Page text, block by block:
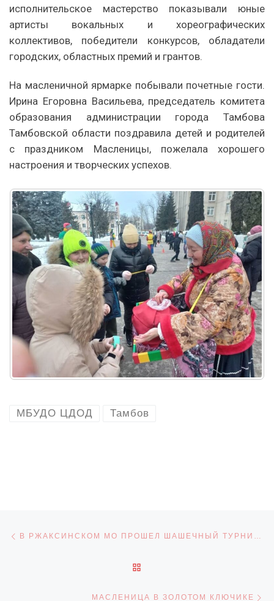
исполнительское мастерство показывали юные
артисты вокальных и хореографических
коллективов, победители конкурсов, обладатели
городских, областных премий и грантов.
На масленичной ярмарке побывали почетные гости.
Ирина Егоровна Васильева, председатель комитета
образования администрации города Тамбова
Тамбовской области поздравила детей и родителей
с праздником Масленицы, пожелала хорошего
настроения и творческих успехов.
МБУДО ЦДОД Тамбов
Навигация по записям В РЖАКСИНСКОМ МО ПРОШЕЛ ШАШЕЧНЫЙ ТУРНИР, ПОСВЯЩЁННЫЙ «ДНЮ ЗАЩИТНИКА ОТЕЧЕСТВА»
МАСЛЕНИЦА В ЗОЛОТОМ КЛЮЧИКЕ